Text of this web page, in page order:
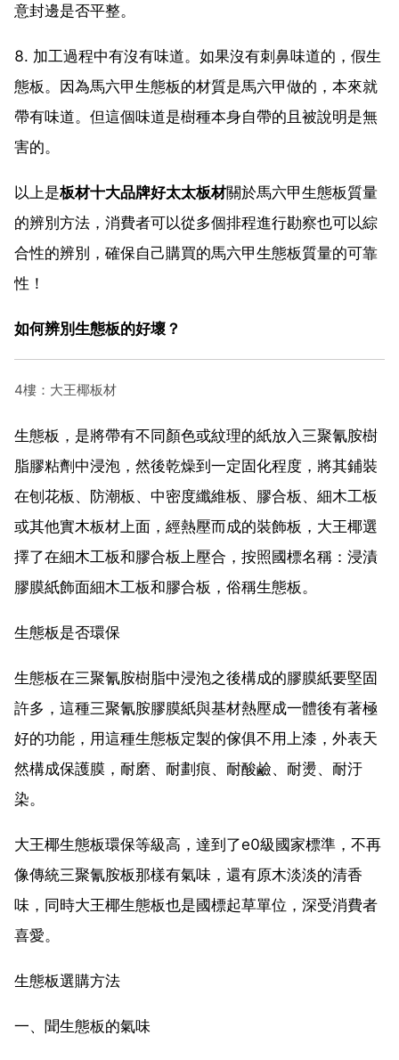
意封邊是否平整。
8. 加工過程中有沒有味道。如果沒有刺鼻味道的，假生
態板。因為馬六甲生態板的材質是馬六甲做的，本來就
帶有味道。但這個味道是樹種本身自帶的且被說明是無
害的。
以上是板材十大品牌好太太板材關於馬六甲生態板質量
的辨別方法，消費者可以從多個排程進行勘察也可以綜
合性的辨別，確保自己購買的馬六甲生態板質量的可靠
性！
如何辨別生態板的好壞？
4樓：大王椰板材
生態板，是將帶有不同顏色或紋理的紙放入三聚氰胺樹
脂膠粘劑中浸泡，然後乾燥到一定固化程度，將其鋪裝
在刨花板、防潮板、中密度纖維板、膠合板、細木工板
或其他實木板材上面，經熱壓而成的裝飾板，大王椰選
擇了在細木工板和膠合板上壓合，按照國標名稱：浸漬
膠膜紙飾面細木工板和膠合板，俗稱生態板。
生態板是否環保
生態板在三聚氰胺樹脂中浸泡之後構成的膠膜紙要堅固
許多，這種三聚氰胺膠膜紙與基材熱壓成一體後有著極
好的功能，用這種生態板定製的傢俱不用上漆，外表天
然構成保護膜，耐磨、耐劃痕、耐酸鹼、耐燙、耐汙
染。
大王椰生態板環保等級高，達到了e0級國家標準，不再
像傳統三聚氰胺板那樣有氣味，還有原木淡淡的清香
味，同時大王椰生態板也是國標起草單位，深受消費者
喜愛。
生態板選購方法
一、聞生態板的氣味